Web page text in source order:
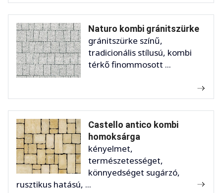
Naturo kombi gránitszürke
gránitszürke színű,
tradicionális stílusú, kombi
térkő finommosott ...
Castello antico kombi
homoksárga
kényelmet,
természetességet,
könnyedséget sugárzó,
rusztikus hatású, ...